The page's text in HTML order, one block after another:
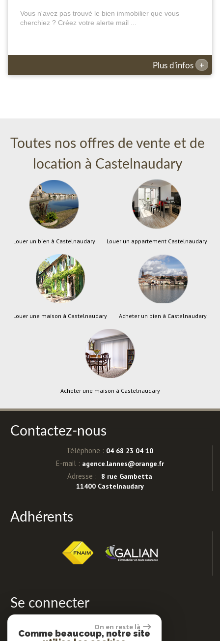
Vous n'avez pas trouvé le bien immobilier que vous
cherchiez ? Créez votre alerte mail ...
Plus d'infos +
Toutes nos offres de vente et de
location à Castelnaudary
Louer un bien à Castelnaudary Louer un appartement Castelnaudary
Louer une maison à Castelnaudary Acheter un bien à Castelnaudary
Acheter une maison à Castelnaudary
Contactez-nous
Téléphone : 04 68 23 04 10
E-mail : agence.lannes@orange.fr
Adresse :
8 rue Gambetta
11400 Castelnaudary
Adhérents
Se connecter
Espace propriétaires
On en reste là
Comme beaucoup, notre site